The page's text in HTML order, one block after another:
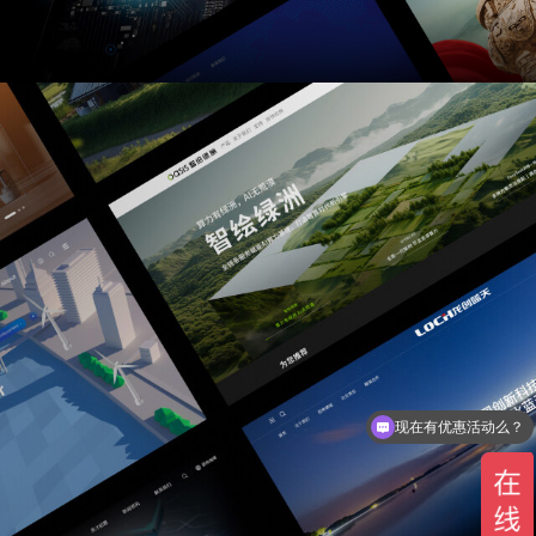
可以介绍下你们的产品么？
现在有优惠活动么？